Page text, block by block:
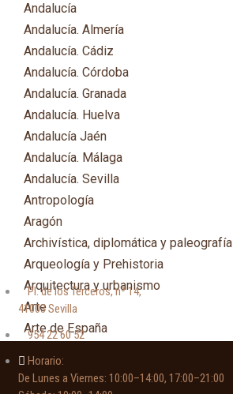
Andalucía
Andalucía. Almería
Andalucía. Cádiz
Andalucía. Córdoba
Andalucía. Granada
Andalucía. Huelva
Andalucía Jaén
Andalucía. Málaga
Andalucía. Sevilla
Antropología
Aragón
Archivística, diplomática y paleografía
Arqueología y Prehistoria
Arquitectura y urbanismo
Arte
Arte de España
Astronomía
Pl. de los Terceros, nº 14,
41003 Sevilla
954 22 60 52
Horario:
De Lunes a Viernes: 10:00–14:00, 17:00–21:00